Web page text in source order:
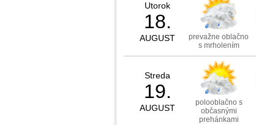
Utorok
18.
AUGUST
prevažne oblačno
s mrholením
Streda
19.
AUGUST
polooblačno s
občasnými
prehánkami